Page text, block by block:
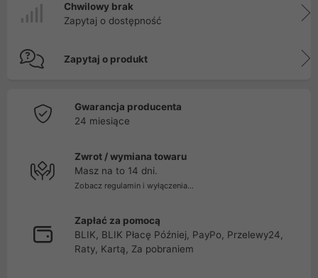
Chwilowy brak
Zapytaj o dostępność
Zapytaj o produkt
Gwarancja producenta
24 miesiące
Zwrot / wymiana towaru
Masz na to 14 dni.
Zobacz regulamin i wyłączenia...
Zapłać za pomocą
BLIK, BLIK Płacę Później, PayPo, Przelewy24,
Raty, Kartą, Za pobraniem